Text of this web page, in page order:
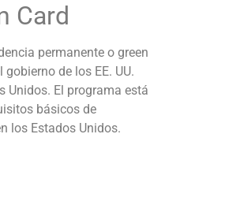
Card
permanente o green
de los EE. UU.
Unidos. El programa está
básicos de
los Estados Unidos.